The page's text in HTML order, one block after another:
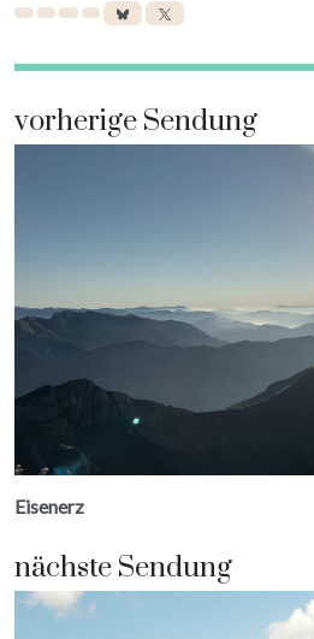
vorherige Sendung
Eisenerz
nächste Sendung